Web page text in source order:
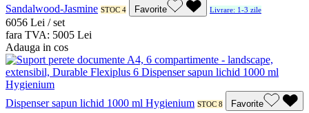
Sandalwood-Jasmine STOC 4 Favorite Livrare: 1-3 zile
6056 Lei / set
fara TVA: 5005 Lei
Adauga in cos
Dispenser sapun lichid 1000 ml Hygienium STOC 8 Favorite